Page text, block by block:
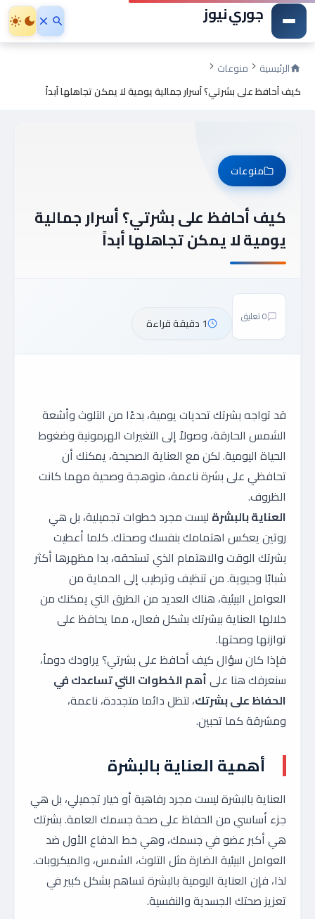
جوري نيوز
الرئيسية
منوعات
كيف أحافظ على بشرتي؟ أسرار جمالية يومية لا يمكن تجاهلها أبداً
منوعات
كيف أحافظ على بشرتي؟ أسرار جمالية
يومية لا يمكن تجاهلها أبداً
0 تعليق 1 دقيقة قراءة
قد تواجه بشرتك تحديات يومية، بدءًا من التلوث وأشعة
الشمس الحارقة، وصولاً إلى التغيرات الهرمونية وضغوط
الحياة اليومية. لكن مع العناية الصحيحة، يمكنك أن
تحافظي على بشرة ناعمة، متوهجة وصحية مهما كانت
الظروف.
العناية بالبشرة ليست مجرد خطوات تجميلية، بل هي
روتين يعكس اهتمامك بنفسك وصحتك. كلما أعطيت
بشرتك الوقت والاهتمام الذي تستحقه، بدا مظهرها أكثر
شبابًا وحيوية. من تنظيف وترطيب إلى الحماية من
العوامل البيئية، هناك العديد من الطرق التي يمكنك من
خلالها العناية ببشرتك بشكل فعال، مما يحافظ على
توازنها وصحتها.
فإذا كان سؤال كيف أحافظ على بشرتي؟ يراودك دوماُ،
سنعرفك هنا علىأهم الخطوات التي تساعدك في
الحفاظ على بشرتك، لتظل دائما متجددة، ناعمة،
ومشرقة كما تحبين.
أهمية العناية بالبشرة
العناية بالبشرة ليست مجرد رفاهية أو خيار تجميلي، بل هي
جزء أساسي من الحفاظ على صحة جسمك العامة. بشرتك
هي أكبر عضو في جسمك، وهي خط الدفاع الأول ضد
العوامل البيئية الضارة مثل التلوث، الشمس، والميكروبات.
لذا، فإن العناية اليومية بالبشرة تساهم بشكل كبير في
تعزيز صحتك الجسدية والنفسية.